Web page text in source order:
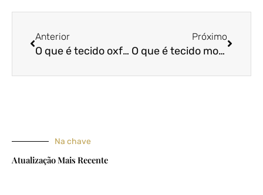
Anterior
O que é tecido oxford? O tecido Oxford é impermeável?
Próximo
O que é tecido modal? Quais são as 3 características dos tecidos modais?
Na chave
Atualização Mais Recente